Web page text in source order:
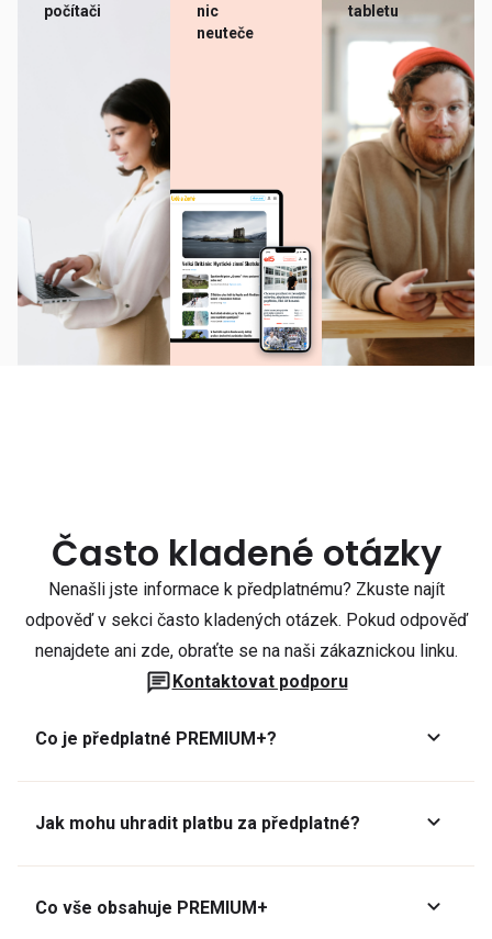
počítači
nic
neuteče
tabletu
Často kladené otázky
Nenašli jste informace k předplatnému? Zkuste najít
odpověď v sekci často kladených otázek. Pokud odpověď
nenajdete ani zde, obraťte se na naši zákaznickou linku.
Kontaktovat podporu
Co je předplatné PREMIUM+?
Jak mohu uhradit platbu za předplatné?
Co vše obsahuje PREMIUM+